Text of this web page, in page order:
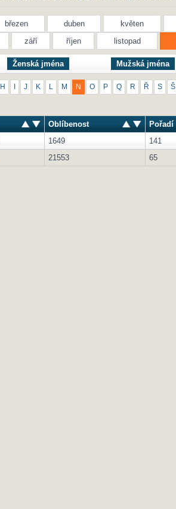
březen duben květen
září říjen listopad
Ženská jména Mužská jména
H J K M N O P Q R Ř S Š
Oblíbenost
Pořadí
1649
141
21553 65